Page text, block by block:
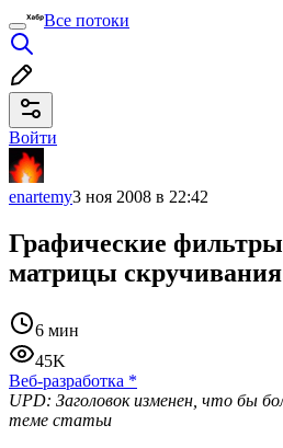
Все потоки
Войти
enartemy3 ноя 2008 в 22:42
Графические фильтры
матрицы скручивания
6 мин
45K
Веб-разработка *
UPD: Заголовок изменен, что бы
теме статьи